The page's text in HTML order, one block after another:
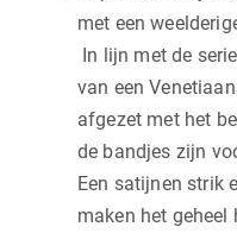
met een
In lijn met de
van een
afgezet met het
de bandjes zijn
Een satijnen strik
maken het geheel